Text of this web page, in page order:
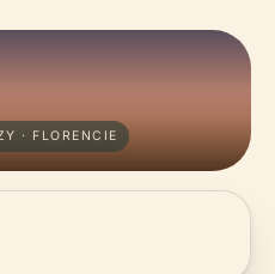
· FLORENCIE